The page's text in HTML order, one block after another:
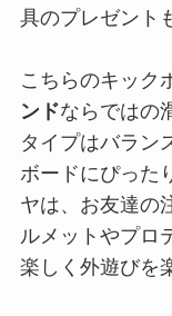
具のプレゼント
こちらのキック
ンドならではの
タイプはバラン
ボードにぴった
ヤは、お友達の
ルメットやプロ
楽しく外遊びを